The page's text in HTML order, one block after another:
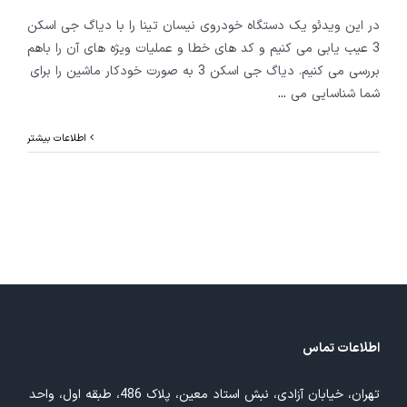
در این ویدئو یک دستگاه خودروی نیسان تینا را با دیاگ جی اسکن
3 عیب یابی می کنیم و کد های خطا و عملیات ویژه های آن را باهم
بررسی می کنیم. دیاگ جی اسکن 3 به صورت خودکار ماشین را برای
شما شناسایی می ...
اطلاعات بیشتر
اطلاعات تماس
تهران، خیابان آزادی، نبش استاد معین، پلاک 486، طبقه اول، واحد